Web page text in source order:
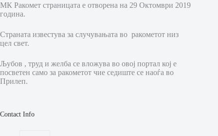
МК Ракомет страницата е отворена на 29 Октомври 2019
година.
Страната известува за случувањата во ракометот низ
цел свет.
Љубов , труд и желба се вложува во овој портал кој е
посветен само за ракометот чие седиште се наоѓа во
Прилеп.
Contact Info